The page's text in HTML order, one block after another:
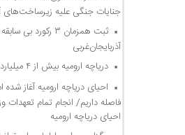
جنایات جنگی علیه زیرساخت‌های
ثبت همزمان ۳ رکورد
آذربایجان‌غربی
دریاچه ارومیه بیش از ۴ میلیارد مترمکعب آب دارد
احیای دریاچه ارومیه آغاز شده
فاصله داریم/ انجام تمام تعهدات
احیای دریاچه ارومیه